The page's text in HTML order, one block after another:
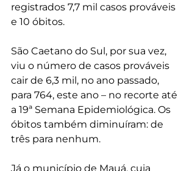
registrados 7,7 mil casos prováveis
e 10 óbitos.
São Caetano do Sul, por sua vez,
viu o número de casos prováveis
cair de 6,3 mil, no ano passado,
para 764, este ano – no recorte até
a 19ª Semana Epidemiológica. Os
óbitos também diminuíram: de
três para nenhum.
Já o município de Mauá, cuja